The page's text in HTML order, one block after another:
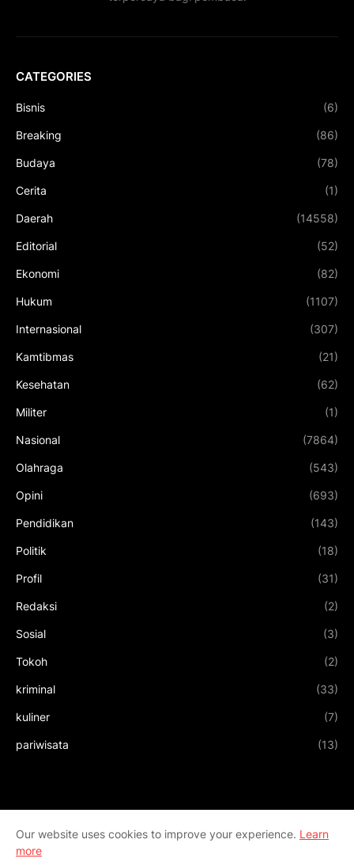
CATEGORIES
Bisnis (6)
Breaking (86)
Budaya (78)
Cerita (1)
Daerah (14558)
Editorial (52)
Ekonomi (82)
Hukum (1107)
Internasional (307)
Kamtibmas (21)
Kesehatan (62)
Militer (1)
Nasional (7864)
Olahraga (543)
Opini (693)
Pendidikan (143)
Politik (18)
Profil (31)
Redaksi (2)
Sosial (3)
Tokoh (2)
kriminal (33)
kuliner (7)
pariwisata (13)
Our website uses cookies to improve your experience. Learn
more